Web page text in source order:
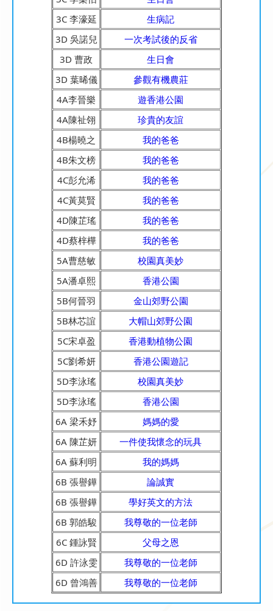
3C 李濠延
生病記
3D 吳諾兒
一次考試後的反省
3D 曹政
生日會
3D 葉晞儀
參觀有機農莊
4A李晉樂
遊香港公園
4A陳祉翎
珍貴的友誼
4B楊曉之
我的爸爸
4B朱文榜
我的爸爸
4C彭允浠
我的爸爸
4C黃莫賢
我的爸爸
4D陳芷瑤
我的爸爸
4D蔡梓樺
我的爸爸
5A曹慈敏
校園真美妙
5A潘卓熙
香港公園
5B何晉羽
金山郊野公園
5B林芯誼
大帽山郊野公園
5C宋卓盈
香港動植物公園
5C劉希妍
香港公園遊記
5D李泳瑤
校園真美妙
5D李泳瑤
香港公園
6A 梁禾妤
媽媽的愛
6A 陳芷妍
一件使我懷念的玩具
6A 蘇利明
我的媽媽
6B 張譽鏵
論誠實
6B 張譽鏵
學好英文的方法
6B 郭皓駿
我尊敬的一位老師
6C 鍾詠賢
父母之恩
6D 許泳雯
我尊敬的一位老師
6D 曾鴻善
我尊敬的一位老師